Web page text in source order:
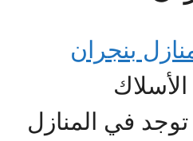
بنجران
توجد في المنازل